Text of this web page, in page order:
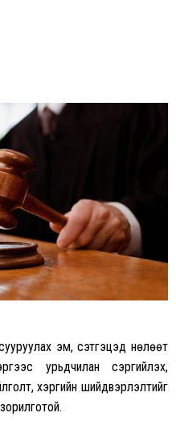
эм, сэтгэцэд нөлөөт
урьдчилан сэргийлэх,
хэргийн шийдвэрлэлтийг